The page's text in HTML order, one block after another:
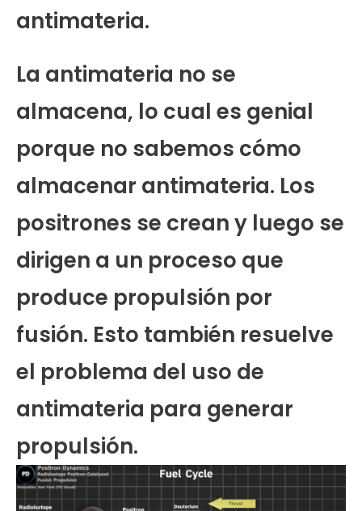
antimateria.
La antimateria no se
almacena, lo cual es genial
porque no sabemos cómo
almacenar antimateria. Los
positrones se crean y luego se
dirigen a un proceso que
produce propulsión por
fusión. Esto también resuelve
el problema del uso de
antimateria para generar
propulsión.